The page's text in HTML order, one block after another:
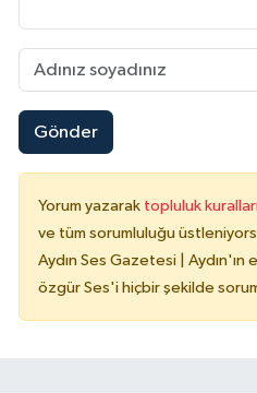
Gönder
Yorum yazarak topluluk
ve tüm sorumluluğu
Aydın Ses Gazetesi | Aydın'ın
özgür Ses'i hiçbir şekilde